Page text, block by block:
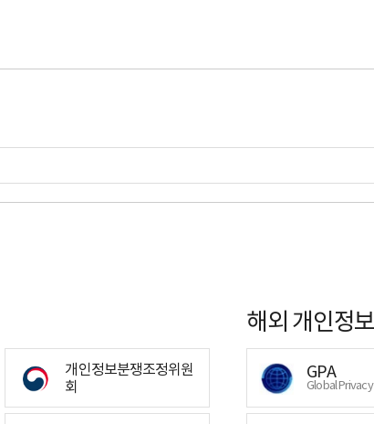
개인정보분쟁조정위원
회
해외 개인정
GPA
Global